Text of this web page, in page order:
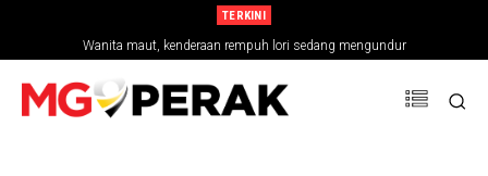
TERKINI
Wanita maut, kenderaan rempuh lori sedang mengundur